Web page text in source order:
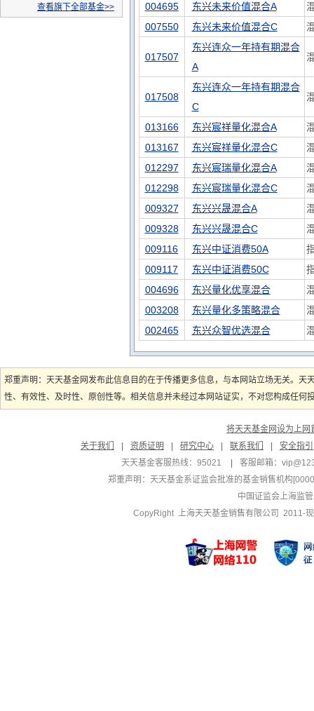
查看旗下全部基金>>
004695 东兴未来价值混合A
007550
东兴未来价值混合C
017507
东兴连众一年持有期混合
A
017508
东兴连众一年持有期混合
C
013166 东兴宸祥量化混合A
013167
东兴宸祥量化混合C
012297
东兴宸瑞量化混合A
012298
东兴宸瑞量化混合C
009327
东兴兴晟混合A
009328
东兴兴晟混合C
009116
东兴中证消费50A
009117
东兴中证消费50C
004696
东兴量化优享混合
003208
东兴量化多策略混合
002465
东兴众智优选混合
郑重声明：天天基金网发布此信息目的在于传播更多信息，与本网站立场无关。
性、有效性、及时性、原创性等。相关信息并未经过本网站证实，不对您构成任
将天天基金网设为上网
关于我们
资质证明 研究中心 联系我们
安全指引
天天基金客服热线：95021
客服邮箱：
郑重声明： 天天基金系证监会批准的基金销售机构
中国证监会上海监
CopyRight 上海天天基金销售有限公司 2011-